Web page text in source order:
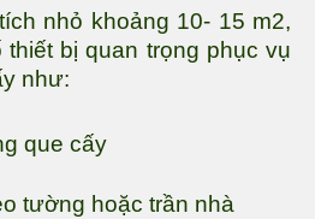
nhỏ khoảng 10- 15 m2,
bị quan trọng phục vụ
như:
que cấy
tường hoặc trần nhà